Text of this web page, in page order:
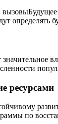
определять
ресурсами
по